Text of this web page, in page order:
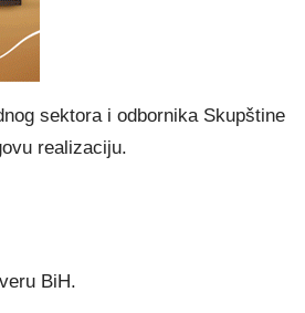
sektora i odbornika Skupštine
realizaciju.
BiH.